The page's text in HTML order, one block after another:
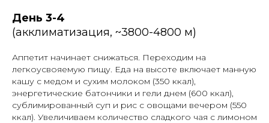
День 3-4
(акклиматизация, ~3800-4800 м)
Аппетит начинает снижаться. Переходим на
легкоусвояемую пищу. Еда на высоте включает манную
кашу с медом и сухим молоком (350 ккал),
энергетические батончики и гели днем (600 ккал),
сублимированный суп и рис с овощами вечером (550
ккал). Увеличиваем количество сладкого чая с лимоном